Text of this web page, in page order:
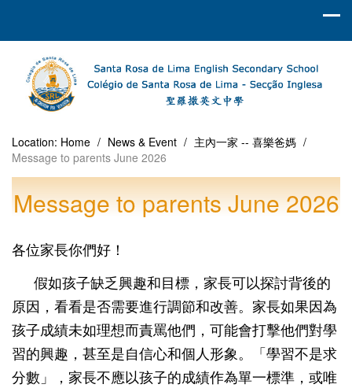
Location: Home / News & Event / 主內一家 -- 喜樂爸媽 /
Message to parents June 2026
Message to parents June 2026
各位家長你們好！
假如孩子缺乏興趣和目標，家長可以探討背後的
原因，看看是否需要進行調節和改善。家長如果因為
孩子成績未如理想而責罵他們，可能會打擊他們對學
習的興趣，甚至是自信心和個人形象。「學習不是求
分數」，家長不應以孩子的成績作為單一標準，或唯